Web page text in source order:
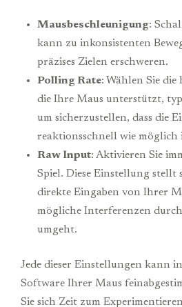
Mausbeschleunigung:
kann zu inkonsistenten
präzises Zielen erschweren.
Polling Rate: Wählen Sie
die Ihre Maus unterstützt,
um sicherzustellen, dass die
reaktionsschnell wie möglich
Raw Input: Aktivieren Sie
Spiel. Diese Einstellung stellt
direkte Eingaben von Ihrer
mögliche Interferenzen
umgeht.
Jede dieser Einstellungen kann
Software Ihrer Maus
Sie sich Zeit zum